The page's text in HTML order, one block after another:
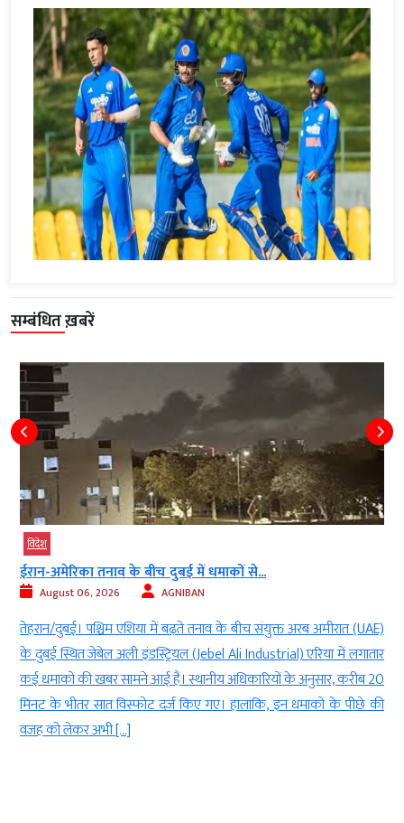
सम्बंधित ख़बरें
विदेश
ईरान-अमेरिका तनाव के बीच दुबई में धमाकों से...
August 06, 2026 AGNIBAN
तेहरान/दुबई। पश्चिम एशिया में बढ़ते तनाव के बीच संयुक्त अरब अमीरात (UAE)
के दुबई स्थित जेबेल अली इंडस्ट्रियल (Jebel Ali Industrial) एरिया में लगातार
कई धमाकों की खबर सामने आई है। स्थानीय अधिकारियों के अनुसार, करीब 20
मिनट के भीतर सात विस्फोट दर्ज किए गए। हालांकि, इन धमाकों के पीछे की
वजह को लेकर अभी […]